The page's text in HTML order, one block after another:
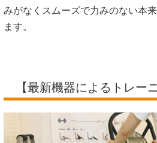
みがなくスムーズで力みのない本
ます。
【最新機器によるトレー